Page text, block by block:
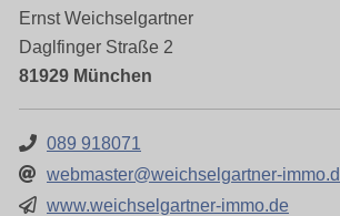
Ernst Weichselgartner
Daglfinger Straße 2
81929 München
089 918071
webmaster@weichselgartner-
www.weichselgartner-immo.de